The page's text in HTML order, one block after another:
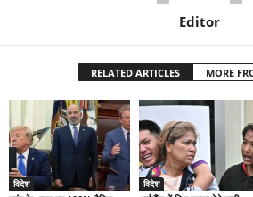
Editor
RELATED ARTICLES MORE
विदेश विदेश